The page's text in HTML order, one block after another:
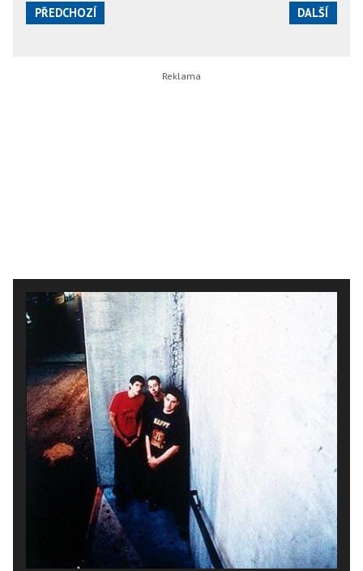
PŘEDCHOZÍ DALŠÍ